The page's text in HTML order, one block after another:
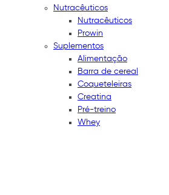
Nutracêuticos
Nutracêuticos
Prowin
Suplementos
Alimentação
Barra de cereal
Coqueteleiras
Creatina
Pré-treino
Whey